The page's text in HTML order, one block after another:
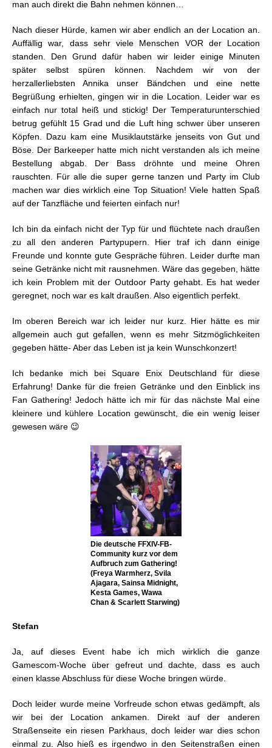
man auch direkt die Bahn nehmen können…
Nach dieser Hürde, kamen wir aber endlich an der Location an.
Auffällig war, dass sehr viele Menschen VOR der Location
standen. Den Grund dafür haben wir leider einige Minuten
später selbst spüren können. Nachdem wir von der
herzallerliebsten Annika unser Bändchen und eine nette
Begrüßung erhielten, gingen wir in die Location. Leider war es
einfach nur total heiß und stickig! Der Temperaturunterschied
betrug gefühlt 15 Grad und die Luft hing schwer über unseren
Köpfen. Dazu kam eine Musiklautstärke jenseits von Gut und
Böse. Der Barkeeper hatte mich nicht verstanden als ich meine
Bestellung abgab. Der Bass dröhnte und meine Ohren
rauschten. Für alle die super gerne tanzen und Party im Club
machen war dies wirklich eine Top Situation! Viele hatten Spaß
auf der Tanzfläche und feierten einfach nur!
Ich bin da einfach nicht der Typ für und flüchtete nach draußen
zu all den anderen Partypupern. Hier traf ich dann einige
Freunde und konnte gute Gespräche führen. Leider durfte man
seine Getränke nicht mit rausnehmen. Wäre das gegeben, hätte
ich kein Problem mit der Outdoor Party gehabt. Es hat weder
geregnet, noch war es kalt draußen. Also eigentlich perfekt.
Im oberen Bereich war ich leider nur kurz. Hier hätte es mir
allgemein auch gut gefallen, wenn es mehr Sitzmöglichkeiten
gegeben hätte- Aber das Leben ist ja kein Wunschkonzert!
Ich bedanke mich bei Square Enix Deutschland für diese
Erfahrung! Danke für die freien Getränke und den Einblick ins
Fan Gathering! Jedoch hätte ich mir für das nächste Mal eine
kleinere und kühlere Location gewünscht, die ein wenig leiser
gewesen wäre 😉
Die deutsche FFXIV-FB-
Community kurz vor dem
Aufbruch zum Gathering!
(Freya Warmherz, Svila
Ajagara, Sainsa Midnight,
Kesta Games, Wawa
Chan & Scarlett Starwing)
Stefan
Ja, auf dieses Event habe ich mich wirklich die ganze
Gamescom-Woche über gefreut und dachte, dass es auch
einen klasse Abschluss für diese Woche bringen würde.
Doch leider wurde meine Vorfreude schon etwas gedämpft, als
wir bei der Location ankamen. Direkt auf der anderen
Straßenseite ein riesen Parkhaus, doch leider war dies schon
einmal zu. Also hieß es irgendwo in den Seitenstraßen einen